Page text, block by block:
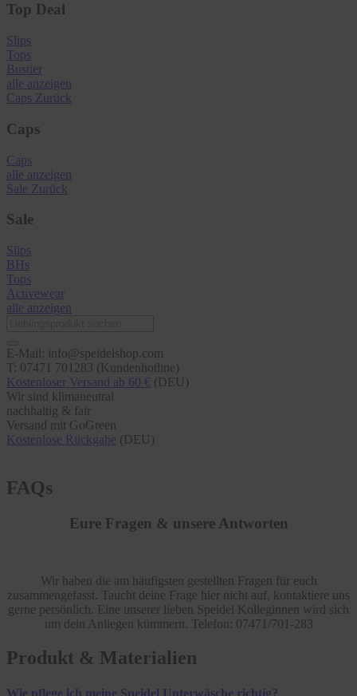
Top Deal
Slips
Tops
Bustier
alle anzeigen
Caps Zurück
Caps
Caps
alle anzeigen
Sale Zurück
Sale
Slips
BHs
Tops
Activewear
alle anzeigen
E-Mail: info@speidelshop.com
T: 07471 701283 (Kundenhotline)
Kostenloser Versand ab 60 € (DEU)
Wir sind klimaneutral
nachhaltig & fair
Versand mit GoGreen
Kostenlose Rückgabe (DEU)
FAQs
Eure Fragen & unsere Antworten
Wir haben die am häufigsten gestellten Fragen für euch
zusammengefasst. Taucht deine Frage hier nicht auf, kontaktiere uns
gerne persönlich. Eine unserer lieben Speidel Kolleginnen wird sich
um dein Anliegen kümmern. Telefon: 07471/701-283
Produkt & Materialien
Wie pflege ich meine Speidel Unterwäsche richtig?